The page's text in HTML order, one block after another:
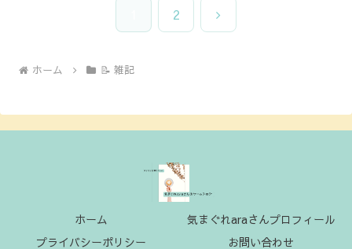
2
次
ホーム 📝 雑記
ホーム
気まぐれaraさんプロフィール
プライバシーポリシー
お問い合わせ